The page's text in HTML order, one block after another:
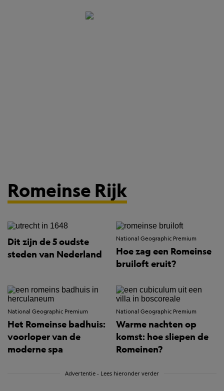
Romeinse Rijk
Dit zijn de 5 oudste
steden van Nederland
National Geographic Premium
Hoe zag een Romeinse
bruiloft eruit?
National Geographic Premium
Het Romeinse badhuis:
voorloper van de
moderne spa
National Geographic Premium
Warme nachten op
komst: hoe sliepen de
Romeinen?
Advertentie - Lees hieronder verder